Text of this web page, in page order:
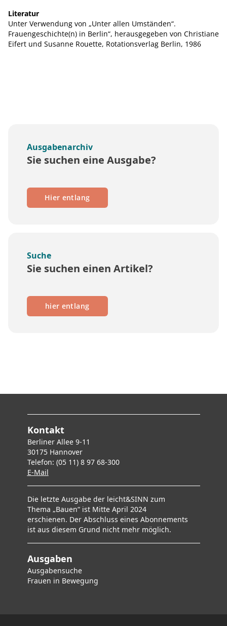
Literatur
Unter Verwendung von „Unter allen Umständen“.
Frauengeschichte(n) in Berlin“, herausgegeben von Christiane
Eifert und Susanne Rouette, Rotationsverlag Berlin, 1986
Ausgabenarchiv
Sie suchen eine Ausgabe?
Hier entlang
Suche
Sie suchen einen Artikel?
hier entlang
Kontakt
Berliner Allee 9-11
30175 Hannover
Telefon: (05 11) 8 97 68-300
E-Mail
Die letzte Ausgabe der leicht&SINN zum
Thema „Bauen“ ist Mitte April 2024
erschienen. Der Abschluss eines Abonnements
ist aus diesem Grund nicht mehr möglich.
Ausgaben
Ausgabensuche
Frauen in Bewegung